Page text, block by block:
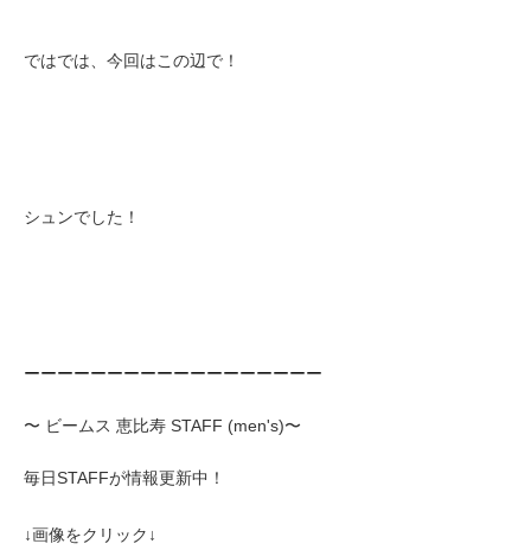
ではでは、今回はこの辺で！
シュンでした！
ーーーーーーーーーーーーーーーーーー
〜 ビームス 恵比寿 STAFF (men's)〜
毎日STAFFが情報更新中！
↓画像をクリック↓